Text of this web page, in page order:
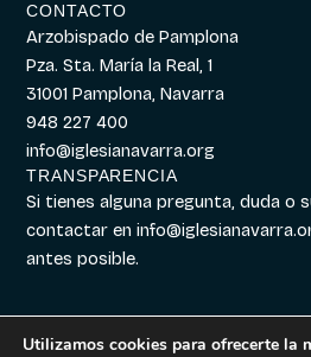
CONTACTO
Arzobispado de Pamplona
Pza. Sta. María la Real, 1
31001 Pamplona, Navarra
948 227 400
info@iglesianavarra.org
TRANSPARENCIA
Si tienes alguna pregunta, duda o
contactar en
antes posible.
Utilizamos cookies para ofrecerte la